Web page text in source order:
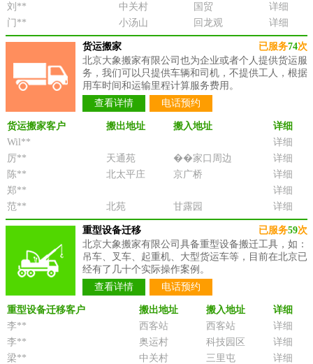
刘**
中关村 国贸
详细
门**
小汤山 回龙观 详细
已服务74次
货运搬家
北京大象搬家有限公司也为企业或者个人提供货运服
务，我们可以只提供车辆和司机，不提供工人，根据
用车时间和运输里程计算服务费用。
查看详情
电话预约
货运搬家客户 搬出地址 搬入地址
详细
Wil**
详细
厉**
天通苑 ��家口周边
详细
陈**
北太平庄 京广桥
详细
郑**
详细
范**
北苑 甘露园 详细
已服务59次
重型设备迁移
北京大象搬家有限公司具备重型设备搬迁工具，如：
吊车、叉车、起重机、大型货运车等，目前在北京已
经有了几十个实际操作案例。
查看详情
电话预约
重型设备迁移客户 搬出地址 搬入地址
详细
李**
西客站 西客站
详细
李**
奥运村 科技园区
详细
梁**
中关村 三里屯
详细